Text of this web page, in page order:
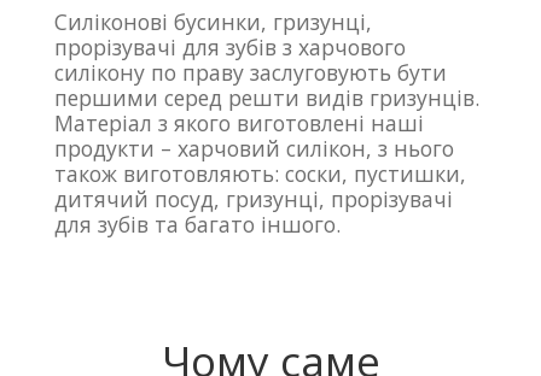
(Рожевий
кварц+Білий)
кількість
Силіконові бусинки, гризунці,
прорізувачі для зубів з харчового
силікону по праву заслуговують бути
першими серед решти видів гризунців.
Матеріал з якого виготовлені наші
продукти – харчовий силікон, з нього
також виготовляють: соски, пустишки,
дитячий посуд, гризунці, прорізувачі
для зубів та багато іншого.
Чому саме